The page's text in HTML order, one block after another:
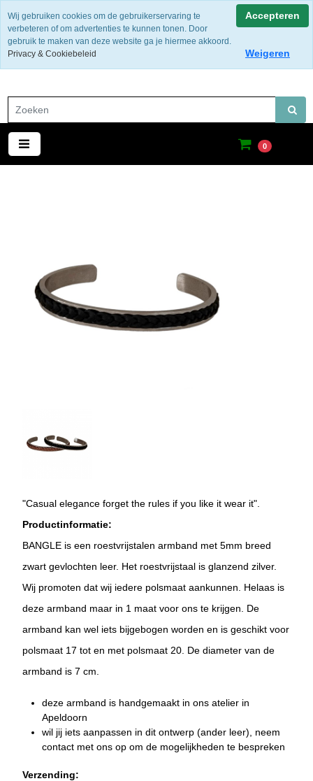
Gratis verzending binnen Nederland
0
"Casual elegance forget the rules if you like it wear it".
Productinformatie:
BANGLE is een roestvrijstalen armband met 5mm breed
zwart gevlochten leer. Het roestvrijstaal is glanzend zilver.
Wij promoten dat wij iedere polsmaat aankunnen. Helaas is
deze armband maar in 1 maat voor ons te krijgen. De
armband kan wel iets bijgebogen worden en is geschikt voor
polsmaat 17 tot en met polsmaat 20. De diameter van de
armband is 7 cm.
deze armband is handgemaakt in ons atelier in
Apeldoorn
wil jij iets aanpassen in dit ontwerp (ander leer), neem
contactmet ons op om de mogelijkheden te bespreken
Verzending:
Wij gebruiken cookies om de gebruikerservaring te
verbeteren of om advertenties te kunnen tonen. Door
gebruik te maken van deze website ga je hiermee akkoord.
Privacy & Cookiebeleid
Accepteren
Weigeren